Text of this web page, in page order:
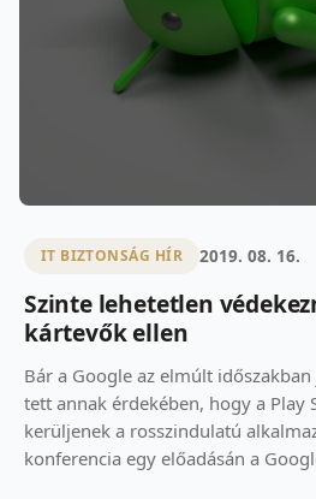
IT BIZTONSÁG HÍR 2019. 08. 16.
Szinte lehetetlen
kártevők ellen
Bár a Google az elmúlt
tett annak érdekében, hogy a Play
kerüljenek a rosszindulatú
konferencia egy előadásán a